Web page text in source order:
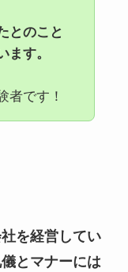
とのこと
ます。
者です！
を経営してい
とマナーには